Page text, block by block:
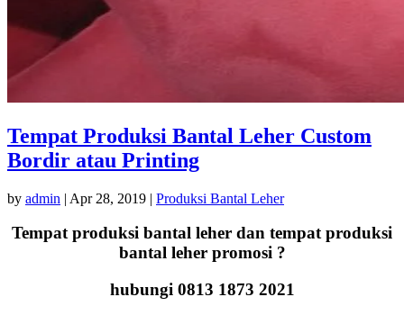
Tempat Produksi Bantal Leher Custom
Bordir atau Printing
by admin | Apr 28, 2019 | Produksi Bantal Leher
Tempat produksi bantal leher dan tempat produksi
bantal leher promosi ?
hubungi 0813 1873 2021